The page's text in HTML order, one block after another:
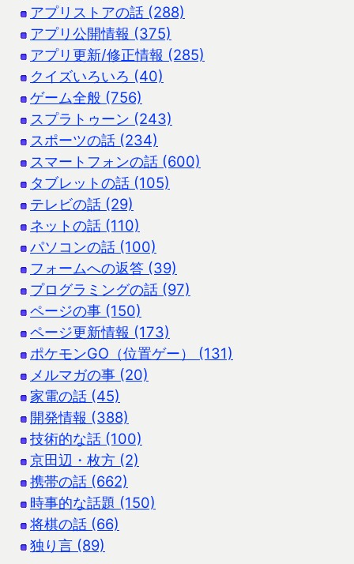
アプリストアの話 (288)
アプリ公開情報 (375)
アプリ更新/修正情報 (285)
クイズいろいろ (40)
ゲーム全般 (756)
スプラトゥーン (243)
スポーツの話 (234)
スマートフォンの話 (600)
タブレットの話 (105)
テレビの話 (29)
ネットの話 (110)
パソコンの話 (100)
フォームへの返答 (39)
プログラミングの話 (97)
ページの事 (150)
ページ更新情報 (173)
ポケモンGO（位置ゲー） (131)
メルマガの事 (20)
家電の話 (45)
開発情報 (388)
技術的な話 (100)
京田辺・枚方 (2)
携帯の話 (662)
時事的な話題 (150)
将棋の話 (66)
独り言 (89)